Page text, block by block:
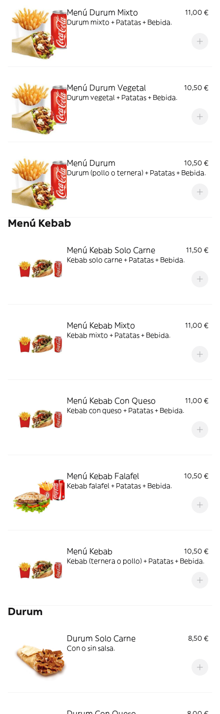
Menú Durum Mixto
11,00 €
Durum mixto + Patatas + Bebida.
Menú Durum Vegetal
10,50 €
Durum vegetal + Patatas + Bebida.
Menú Durum
10,50 €
Durum (pollo o ternera) + Patatas + Bebida.
Menú Kebab
Menú Kebab Solo Carne
11,50 €
Kebab solo carne + Patatas + Bebida.
Menú Kebab Mixto
11,00 €
Kebab mixto + Patatas + Bebida.
Menú Kebab Con Queso
11,00 €
Kebab con queso + Patatas + Bebida.
Menú Kebab Falafel
10,50 €
Kebab falafel + Patatas + Bebida.
Menú Kebab
10,50 €
Kebab (ternera o pollo) + Patatas + Bebida.
Durum
Durum Solo Carne
8,50 €
Con o sin salsa.